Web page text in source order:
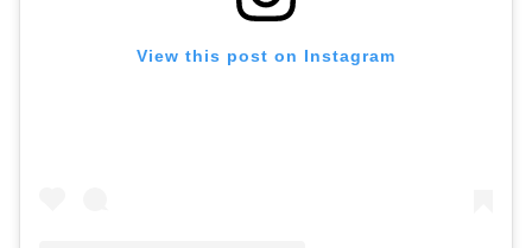
View this post on Instagram